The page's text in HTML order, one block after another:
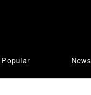
Popular News